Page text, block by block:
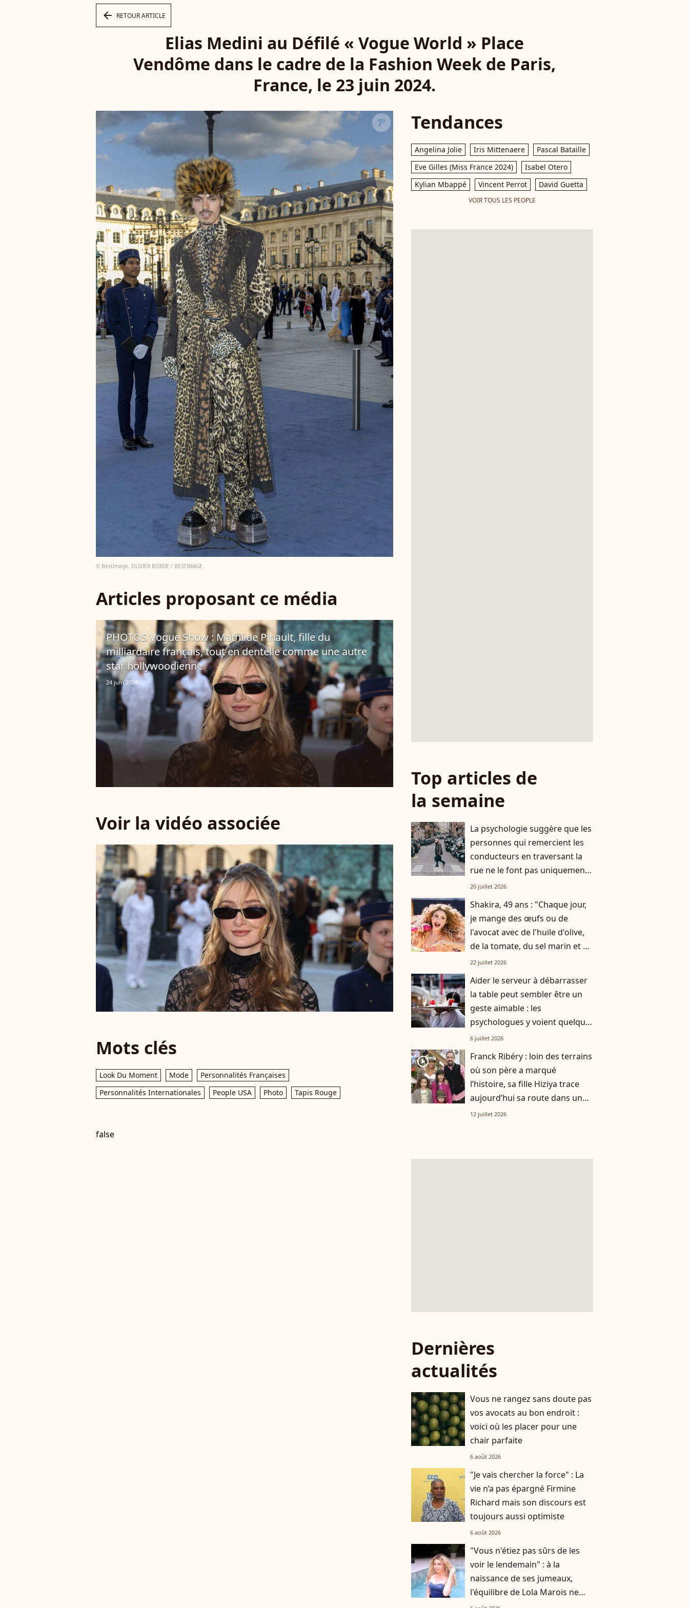
arrow_left RETOUR ARTICLE
Elias Medini au Défilé « Vogue World » Place
Vendôme dans le cadre de la Fashion Week de Paris,
France, le 23 juin 2024.
© BestImage, OLIVIER BORDE / BESTIMAGE
Articles proposant ce média
PHOTOS Vogue Show : Mathilde Pinault, fille du
milliardaire français, tout en dentelle comme une autre
star hollywoodienne
24 juin 2024
Voir la vidéo associée
Mots clés
Look Du Moment Mode
Personnalités Françaises
Personnalités Internationales
People USA Photo Tapis Rouge
false
Tendances
Angelina Jolie Iris Mittenaere
Pascal Bataille
Eve Gilles (Miss France 2024)
Isabel Otero
Kylian Mbappé
Vincent Perrot David Guetta
VOIR TOUS LES PEOPLE
Top articles de
la semaine
La psychologie suggère que les
personnes qui remercient les
conducteurs en traversant la
rue ne le font pas uniquement
par gratitude
20 juillet 2026
Shakira, 49 ans : "Chaque jour,
je mange des œufs ou de
l'avocat avec de l'huile d'olive,
de la tomate, du sel marin et un
smoothie"
22 juillet 2026
Aider le serveur à débarrasser
la table peut sembler être un
geste aimable : les
psychologues y voient quelque
chose de bien plus profond.
6 juillet 2026
player2
Franck Ribéry : loin des terrains
où son père a marqué
l’histoire, sa fille Hiziya trace
aujourd’hui sa route dans un
tout autre univers
12 juillet 2026
Dernières
actualités
Vous ne rangez sans doute pas
vos avocats au bon endroit :
voici où les placer pour une
chair parfaite
6 août 2026
"Je vais chercher la force" : La
vie n’a pas épargné Firmine
Richard mais son discours est
toujours aussi optimiste
6 août 2026
"Vous n'étiez pas sûrs de les
voir le lendemain" : à la
naissance de ses jumeaux,
l'équilibre de Lola Marois ne